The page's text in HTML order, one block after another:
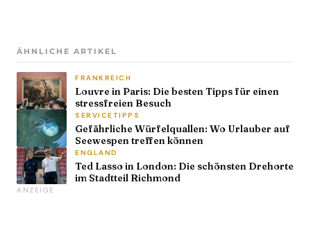
ÄHNLICHE ARTIKEL
FRANKREICH
Louvre in Paris: Die besten Tipps für einen
stressfreien Besuch
SERVICETIPPS
Gefährliche Würfelquallen: Wo Urlauber auf
Seewespen treffen können
ENGLAND
Ted Lasso in London: Die schönsten Drehorte
im Stadtteil Richmond
ANZEIGE